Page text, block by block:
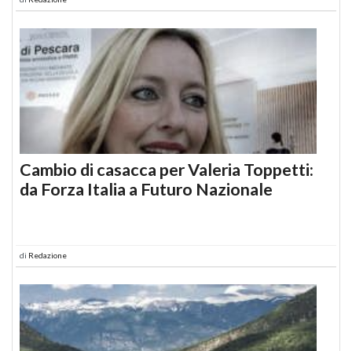
Cambio di casacca per Valeria Toppetti:
da Forza Italia a Futuro Nazionale
di Redazione